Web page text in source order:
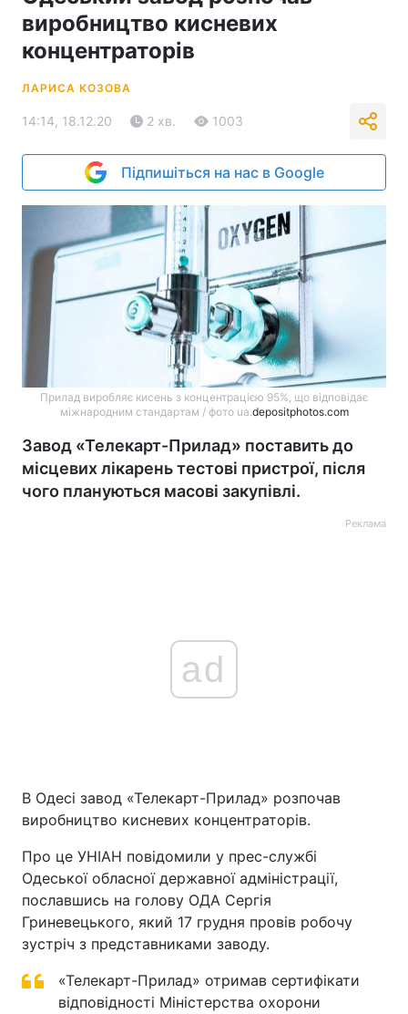
виробництво кисневих
концентраторів
ЛАРИСА КОЗОВА
14:14, 18.12.20 2 хв. 1003
Підпишіться на нас в Google
Прилад виробляє кисень з концентрацією 95%, що відповідає
міжнародним стандартам / фото ua.depositphotos.com
Завод «Телекарт-Прилад» поставить до
місцевих лікарень тестові пристрої, після
чого плануються масові закупівлі.
Реклама
ad
В Одесі завод «Телекарт-Прилад» розпочав
виробництво кисневих концентраторів.
Про це УНІАН повідомили у прес-службі
Одеської обласної державної адміністрації,
пославшись на голову ОДА Сергія
Гриневецького, який 17 грудня провів робочу
зустріч з представниками заводу.
«Телекарт-Прилад» отримав сертифікати
відповідності Міністерства охорони